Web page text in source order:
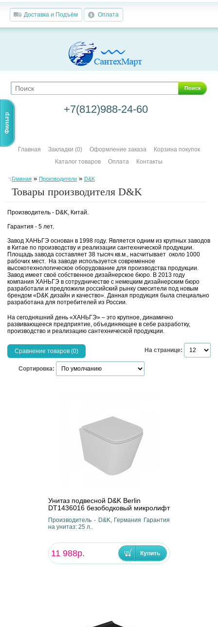
Доставка и Подъём Оплата
Поиск
+7(812)988-24-60
Главная Закладки (0) Оформление заказа
Корзина покупок
Каталог товаров
Оплата Контакты
Главная» Производители» D&K
Товары производителя D&K
Фильтр
Производитель - D&K, Китай.
Гарантия - 5 лет.
Завод ХАНЬГЭ основан в 1998 году. Является одним из крупных заводов
в Китае по производству и реализации сантехнической продукции.
Площадь завода составляет 38 тысяч кв.м., насчитывает около 1000
рабочих мест. На заводе используется современное
высокотехнологическое оборудование для производства продукции.
Завод имеет своё собственное дизайнерское бюро. В 2013 году
компания ХАНЬГЭ в сотрудничестве с немецким дизайнерским бюро
разработали и предложили российский рынку смесители под новым
брендом «D&K дизайн и качество». Данная продукция была специально
разработана для потребителей из России.
На сегодняшний день «ХАНЬГЭ» – это крупное, динамично
развивающееся предприятие, объединяющее в себе разработку,
производство и реализацию сантехнической продукции.
На странице:
Сравнение товаров (0)
Сортировка:
Унитаз подвесной D&K Berlin
DT1436016 безободковый микролифт
Производитель - D&K, Германия Гарантия
на унитаз: 25 л..
11 988р.